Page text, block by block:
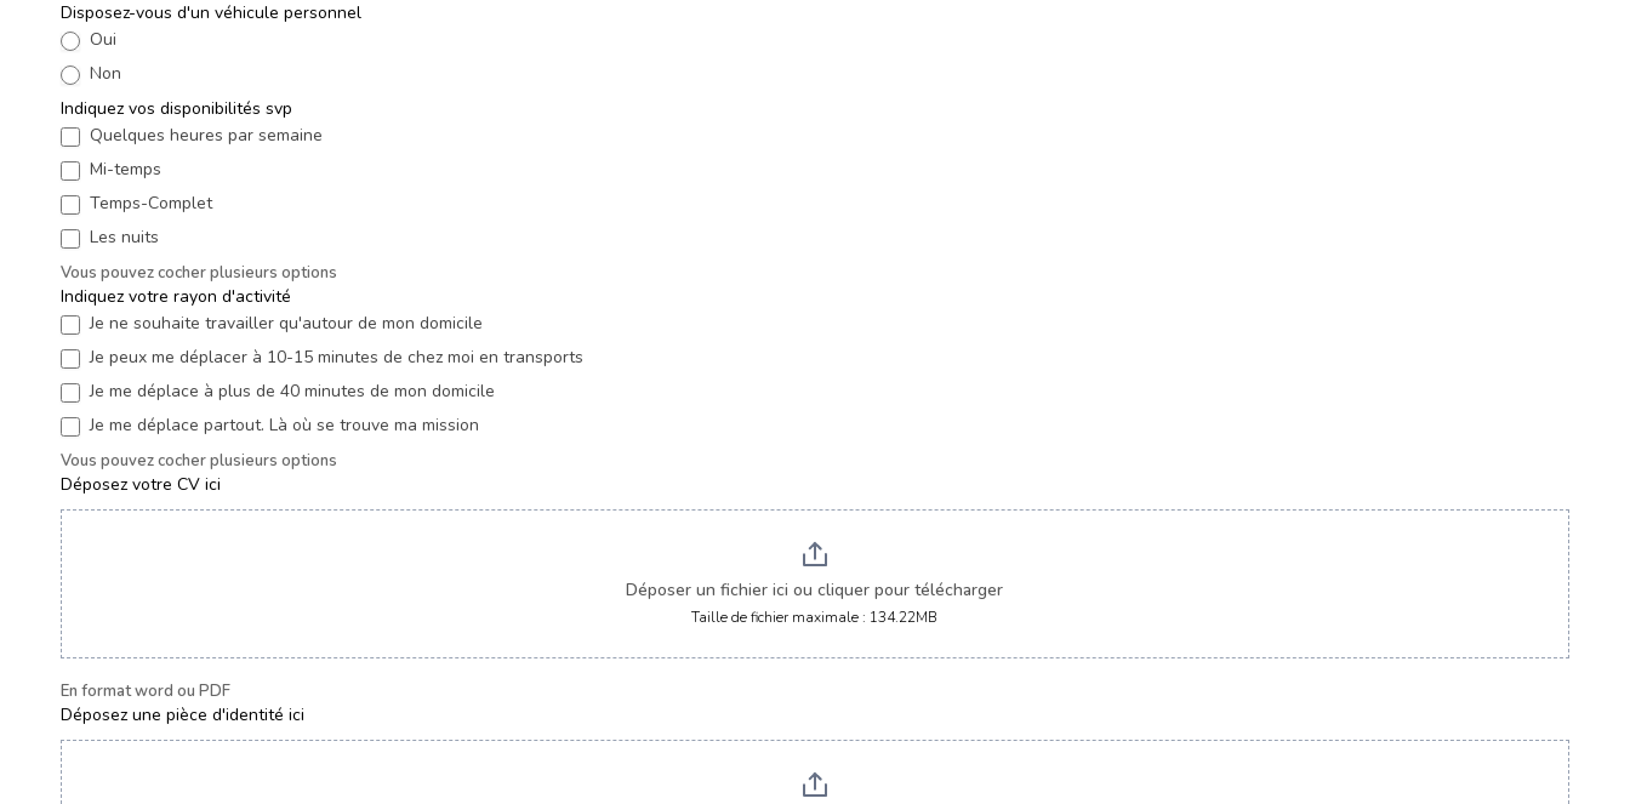
Disposez-vous d'un véhicule personnel
Oui
Non
Indiquez vos disponibilités svp
Quelques heures par semaine
Mi-temps
Temps-Complet
Les nuits
Vous pouvez cocher plusieurs options
Indiquez votre rayon d'activité
Je ne souhaite travailler qu'autour de mon domicile
Je peux me déplacer à 10-15 minutes de chez moi en transports
Je me déplace à plus de 40 minutes de mon domicile
Je me déplace partout. Là où se trouve ma mission
Vous pouvez cocher plusieurs options
Déposez votre CV ici
Déposer un fichier ici ou cliquer pour télécharger
Taille de fichier maximale : 134.22MB
En format word ou PDF
Déposez une pièce d'identité ici